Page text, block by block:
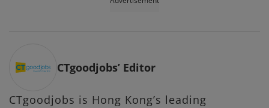
CTgoodjobs’ Editor
CTgoodjobs is Hong Kong’s leading